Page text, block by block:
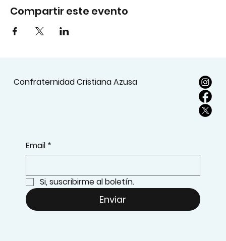
Compartir este evento
Confraternidad Cristiana Azusa
Email *
Si, suscribirme al boletín.
Enviar